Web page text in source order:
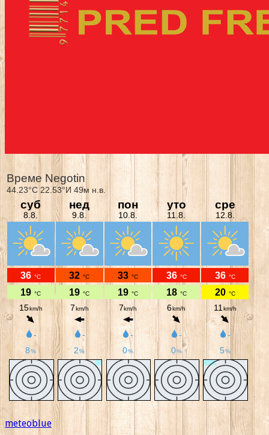
meteoblue